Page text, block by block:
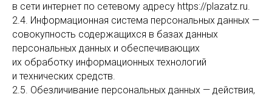
в сети интернет по сетевому адресу https://plazatz.ru.
2.4. Информационная система персональных данных —
совокупность содержащихся в базах данных
персональных данных и обеспечивающих
их обработку информационных технологий
и технических средств.
2.5. Обезличивание персональных данных — действия,